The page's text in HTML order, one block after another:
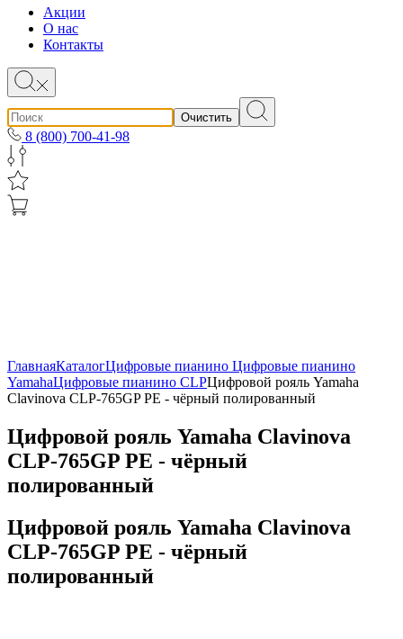
Акции
О нас
Контакты
Очистить
8 (800) 700-41-98
ГлавнаяКаталогЦифровые пианино Цифровые пианино
YamahaЦифровые пианино CLPЦифровой рояль Yamaha
Clavinova CLP-765GP PE - чёрный полированный
Цифровой рояль Yamaha Clavinova
CLP-765GP PE - чёрный
полированный
Цифровой рояль Yamaha Clavinova
CLP-765GP PE - чёрный
полированный